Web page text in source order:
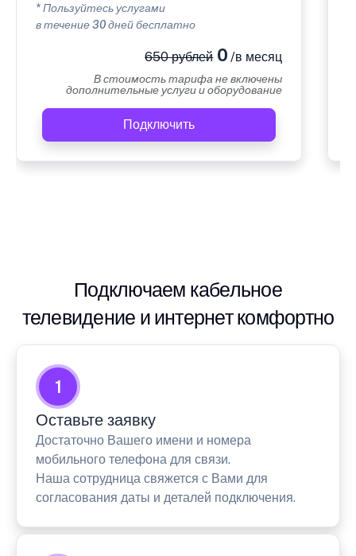
* Пользуйтесь услугами
в течение 30 дней бесплатно
650 рублей0 /в месяц
В стоимость тарифа не включены
дополнительные услуги и оборудование
Подключить
Подключаем кабельное
телевидение и интернет комфортно
1
Оставьте заявку
Достаточно Вашего имени и номера
мобильного телефона для связи.
Наша сотрудница свяжется с Вами для
согласования даты и деталей подключения.